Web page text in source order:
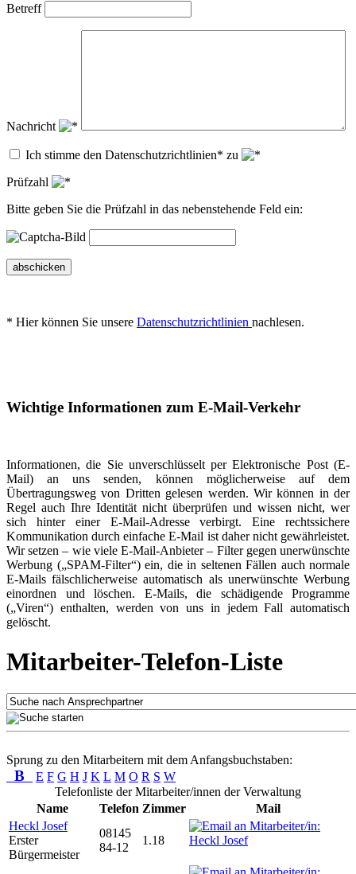
Betreff
Nachricht
Ich stimme den Datenschutzrichtlinien* zu
Prüfzahl
Bitte geben Sie die Prüfzahl in das nebenstehende Feld ein:
abschicken
* Hier können Sie unsere Datenschutzrichtlinien nachlesen.
Wichtige Informationen zum E-Mail-Verkehr
Informationen, die Sie unverschlüsselt per Elektronische Post (E-
Mail) an uns senden, können möglicherweise auf dem
Übertragungsweg von Dritten gelesen werden. Wir können in der
Regel auch Ihre Identität nicht überprüfen und wissen nicht, wer
sich hinter einer E-Mail-Adresse verbirgt. Eine rechtssichere
Kommunikation durch einfache E-Mail ist daher nicht gewährleistet.
Wir setzen – wie viele E-Mail-Anbieter – Filter gegen unerwünschte
Werbung („SPAM-Filter“) ein, die in seltenen Fällen auch normale
E-Mails fälschlicherweise automatisch als unerwünschte Werbung
einordnen und löschen. E-Mails, die schädigende Programme
(„Viren“) enthalten, werden von uns in jedem Fall automatisch
gelöscht.
Mitarbeiter-Telefon-Liste
Sprung zu den Mitarbeitern mit dem Anfangsbuchstaben:
B E F G H J K L M O R S W
Telefonliste der Mitarbeiter/innen der Verwaltung
Name
Telefon Zimmer
Mail
Heckl Josef
Erster
Bürgermeister
08145
84-12
1.18